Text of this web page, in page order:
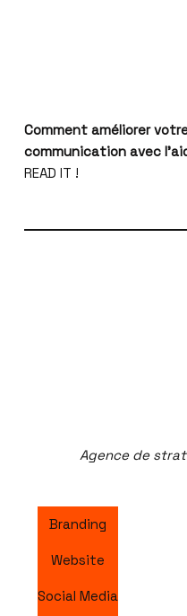
Comment améliorer
communication avec
READ IT !
Agence de
Branding
Website
Social Media